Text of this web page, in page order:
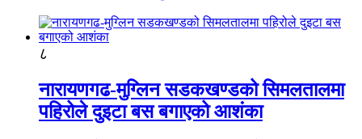
८
नारायणगढ-मुग्लिन सडकखण्डको सिमलतालमा
पहिरोले दुइटा बस बगाएको आशंका